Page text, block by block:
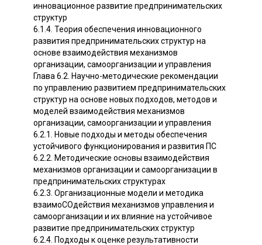
инновационное развитие предпринимательских
структур
6.1.4. Теория обеспечения инновационного
развития предпринимательских структур на
основе взаимодействия механизмов
организации, самоорганизации и управления
Глава 6.2. Научно-методические рекомендации
по управлению развитием предпринимательских
структур на основе новых подходов, методов и
моделей взаимодействия механизмов
организации, самоорганизации и управления
6.2.1. Новые подходы и методы обеспечения
устойчивого функционирования и развития ПС
6.2.2. Методические основы взаимодействия
механизмов организации и самоорганизации в
предпринимательских структурах
6.2.3. Организационные модели и методика
взаимоСОдействия механизмов управления и
самоорганизации и их влияние на устойчивое
развитие предпринимательских структур
6.2.4. Подходы к оценке результативности